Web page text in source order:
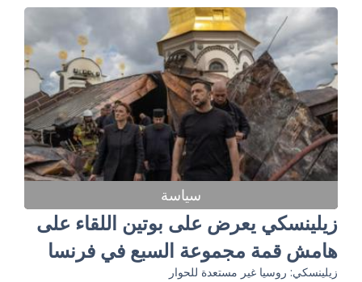
سياسة
زيلينسكي يعرض على بوتين اللقاء على
هامش قمة مجموعة السبع في فرنسا
زيلينسكي: روسيا غير مستعدة للحوار